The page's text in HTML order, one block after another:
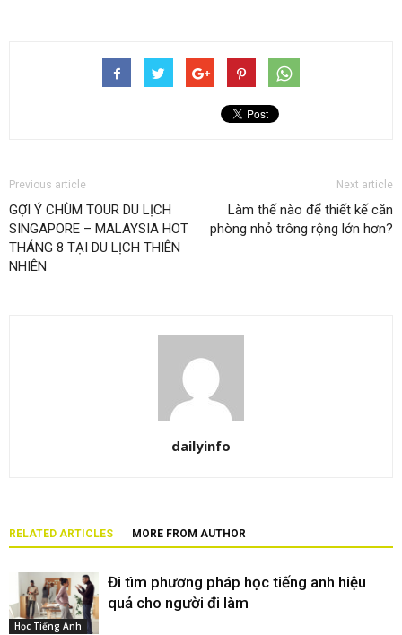
Previous article
GỢI Ý CHÙM TOUR DU LỊCH
SINGAPORE – MALAYSIA HOT
THÁNG 8 TẠI DU LỊCH THIÊN
NHIÊN
Next article
Làm thế nào để thiết kế căn
phòng nhỏ trông rộng lớn hơn?
dailyinfo
RELATED ARTICLES MORE FROM AUTHOR
Học Tiếng Anh
Đi tìm phương pháp học tiếng anh hiệu
quả cho người đi làm